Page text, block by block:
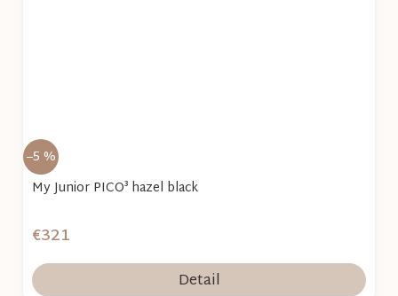
–5 %
My Junior PICO³ hazel black
€321
Detail